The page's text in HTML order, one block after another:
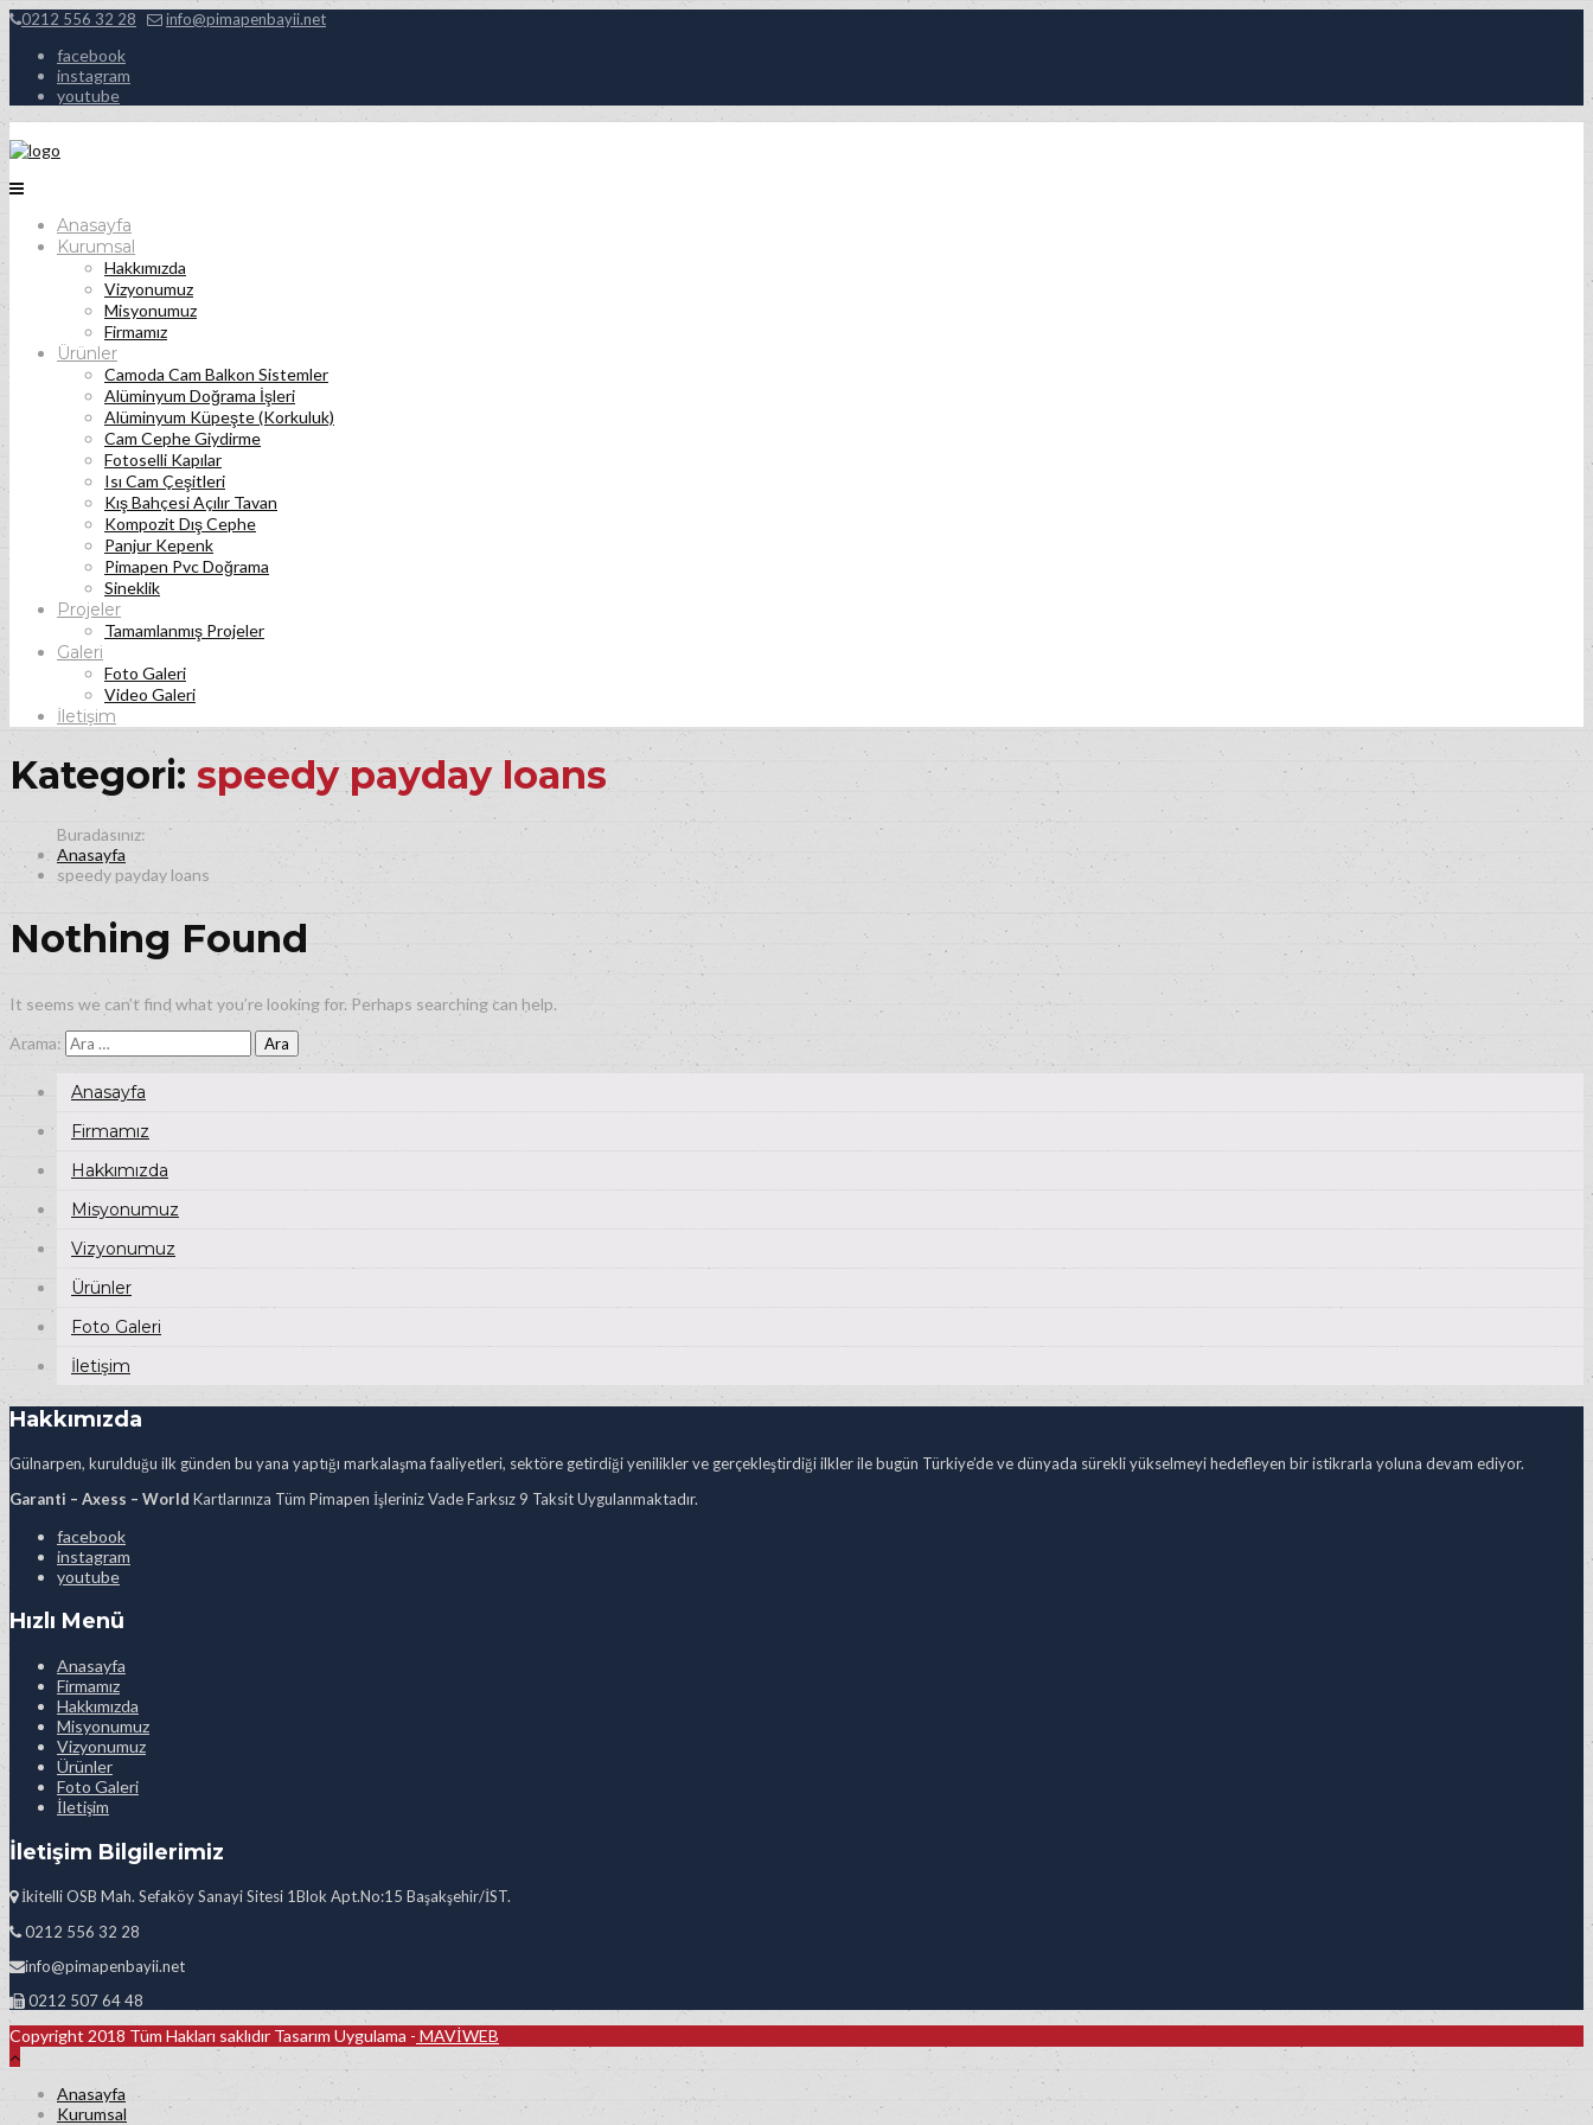
0212 556 32 28 info@pimapenbayii.net
facebook
instagram
youtube
Anasayfa
Kurumsal
Hakkımızda
Vizyonumuz
Misyonumuz
Firmamız
Ürünler
Camoda Cam Balkon Sistemler
Alüminyum Doğrama İşleri
Alüminyum Küpeşte (Korkuluk)
Cam Cephe Giydirme
Fotoselli Kapılar
Isı Cam Çeşitleri
Kış Bahçesi Açılır Tavan
Kompozit Dış Cephe
Panjur Kepenk
Pimapen Pvc Doğrama
Sineklik
Projeler
Tamamlanmış Projeler
Galeri
Foto Galeri
Video Galeri
İletişim
Kategori: speedy payday loans
Anasayfa
speedy payday loans
Nothing Found
It seems we can’t find what you’re looking for. Perhaps searching can help.
Arama:
Anasayfa
Firmamız
Hakkımızda
Misyonumuz
Vizyonumuz
Ürünler
Foto Galeri
İletişim
Hakkımızda
Gülnarpen, kurulduğu ilk günden bu yana yaptığı markalaşma faaliyetleri, sektöre getirdiği yenilikler ve gerçekleştirdiği ilkler ile bugün Türkiye’de ve dünyada sürekli yükselmeyi hedefleyen bir istikrarla yoluna devam ediyor.
Garanti – Axess – World Kartlarınıza Tüm Pimapen İşleriniz Vade Farksız 9 Taksit Uygulanmaktadır.
facebook
instagram
youtube
Hızlı Menü
Anasayfa
Firmamız
Hakkımızda
Misyonumuz
Vizyonumuz
Ürünler
Foto Galeri
İletişim
İletişim Bilgilerimiz
İkitelli OSB Mah. Sefaköy Sanayi Sitesi 1Blok Apt.No:15 Başakşehir/İST.
0212 556 32 28
info@pimapenbayii.net
0212 507 64 48
Copyright 2018 Tüm Hakları saklıdır Tasarım Uygulama - MAVİWEB
Anasayfa
Kurumsal